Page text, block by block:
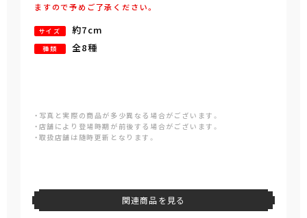
ますので予めご了承ください。
サイズ 約7cm
種類 全8種
・写真と実際の商品が多少異なる場合がございます。
・店舗により登場時期が前後する場合がございます。
・取扱店舗は随時更新となります。
関連商品を見る